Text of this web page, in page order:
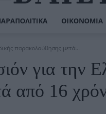
ΟΙΚΟΝΟΜΊΑ
παρακολούθησης μετά...
για την
από 16